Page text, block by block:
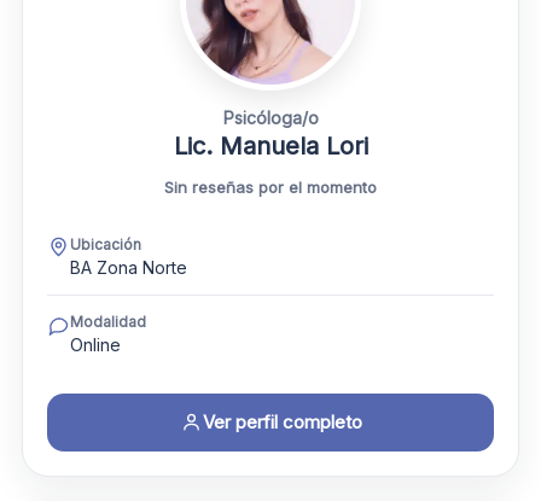
Psicóloga/o
Lic. Manuela Lori
Sin reseñas por el momento
Ubicación
BA Zona Norte
Modalidad
Online
Ver perfil completo